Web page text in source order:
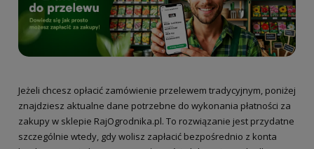
Jeżeli chcesz opłacić zamówienie przelewem tradycyjnym, poniżej
znajdziesz aktualne dane potrzebne do wykonania płatności za
zakupy w sklepie RajOgrodnika.pl. To rozwiązanie jest przydatne
szczególnie wtedy, gdy wolisz zapłacić bezpośrednio z konta